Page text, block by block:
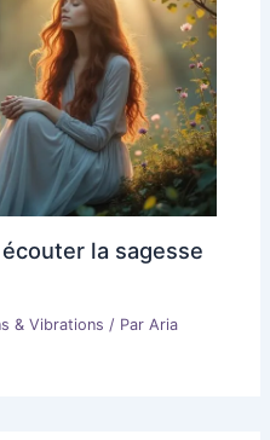
la sagesse
& Vibrations / ParAria